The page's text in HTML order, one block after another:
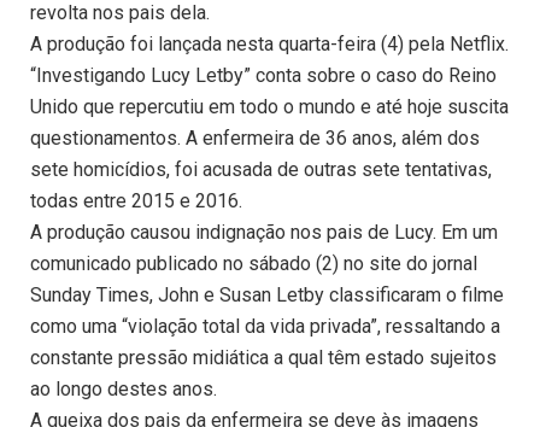
revolta nos pais dela.
A produção foi lançada nesta quarta-feira (4) pela Netflix.
“Investigando Lucy Letby” conta sobre o caso do Reino
Unido que repercutiu em todo o mundo e até hoje suscita
questionamentos. A enfermeira de 36 anos, além dos
sete homicídios, foi acusada de outras sete tentativas,
todas entre 2015 e 2016.
A produção causou indignação nos pais de Lucy. Em um
comunicado publicado no sábado (2) no site do jornal
Sunday Times, John e Susan Letby classificaram o filme
como uma “violação total da vida privada”, ressaltando a
constante pressão midiática a qual têm estado sujeitos
ao longo destes anos.
A queixa dos pais da enfermeira se deve às imagens